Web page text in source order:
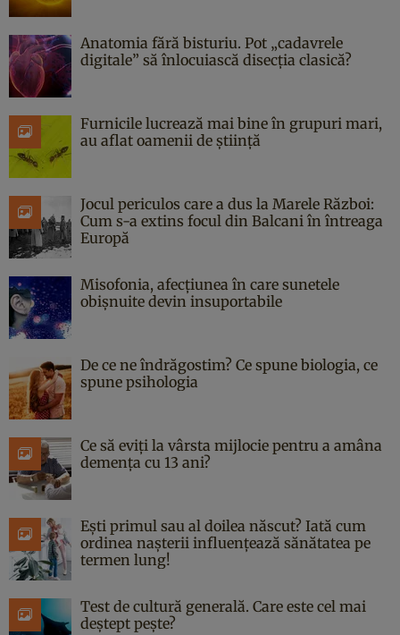
Anatomia fără bisturiu. Pot „cadavrele
digitale” să înlocuiască disecția clasică?
Furnicile lucrează mai bine în grupuri mari,
au aflat oamenii de știință
Jocul periculos care a dus la Marele Război:
Cum s-a extins focul din Balcani în întreaga
Europă
Misofonia, afecțiunea în care sunetele
obișnuite devin insuportabile
De ce ne îndrăgostim? Ce spune biologia, ce
spune psihologia
Ce să eviți la vârsta mijlocie pentru a amâna
demența cu 13 ani?
Ești primul sau al doilea născut? Iată cum
ordinea nașterii influențează sănătatea pe
termen lung!
Test de cultură generală. Care este cel mai
deștept pește?